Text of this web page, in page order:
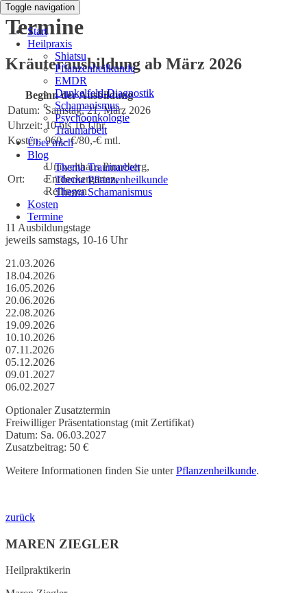
Toggle navigation
Start
Heilpraxis
Shiatsu
Pflanzenheilkunde
EMDR
Dunkelfeld-Diagnostik
Schamanismus
Psychoonkologie
Traumarbeit
Über mich
Blog
Thema Traumarbeit
Thema Pflanzenheilkunde
Thema Schamanismus
Kosten
Termine
Termine
Kräuterausbildung ab März 2026
Beginn der Ausbildung
Datum: Samstag, 21. März 2026
Uhrzeit: 10 bis 16 Uhr
Kosten: 960,- €/80,-€ mtl.
Ort:
Umwelthaus Pinneberg,
Entdeckergarten,
Rellingen
11 Ausbildungstage
jeweils samstags, 10-16 Uhr
21.03.2026
18.04.2026
16.05.2026
20.06.2026
22.08.2026
19.09.2026
10.10.2026
07.11.2026
05.12.2026
09.01.2027
06.02.2027
Optionaler Zusatztermin
Freiwilliger Präsentationstag (mit Zertifikat)
Datum: Sa. 06.03.2027
Zusatzbeitrag: 50 €
Weitere Informationen finden Sie unterPflanzenheilkunde.
zurück
MAREN ZIEGLER
Heilpraktikerin